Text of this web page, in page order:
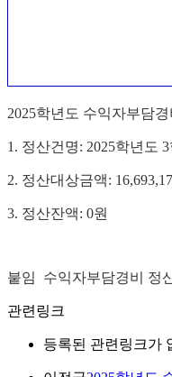
2025학년도 수익자부담
1. 정산건명: 2025학년도
2. 정산대상금액:
3. 정산잔액: 0원
붙임 수익자부담경비 정
관련링크
등록된 관련링크가